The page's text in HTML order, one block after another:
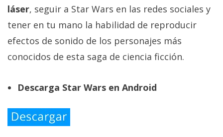
láser, seguir a Star Wars en las redes sociales y
tener en tu mano la habilidad de reproducir
efectos de sonido de los personajes más
conocidos de esta saga de ciencia ficción.
Descarga Star Wars en Android